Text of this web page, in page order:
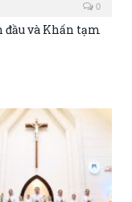
0
đầu và Khấn tạm